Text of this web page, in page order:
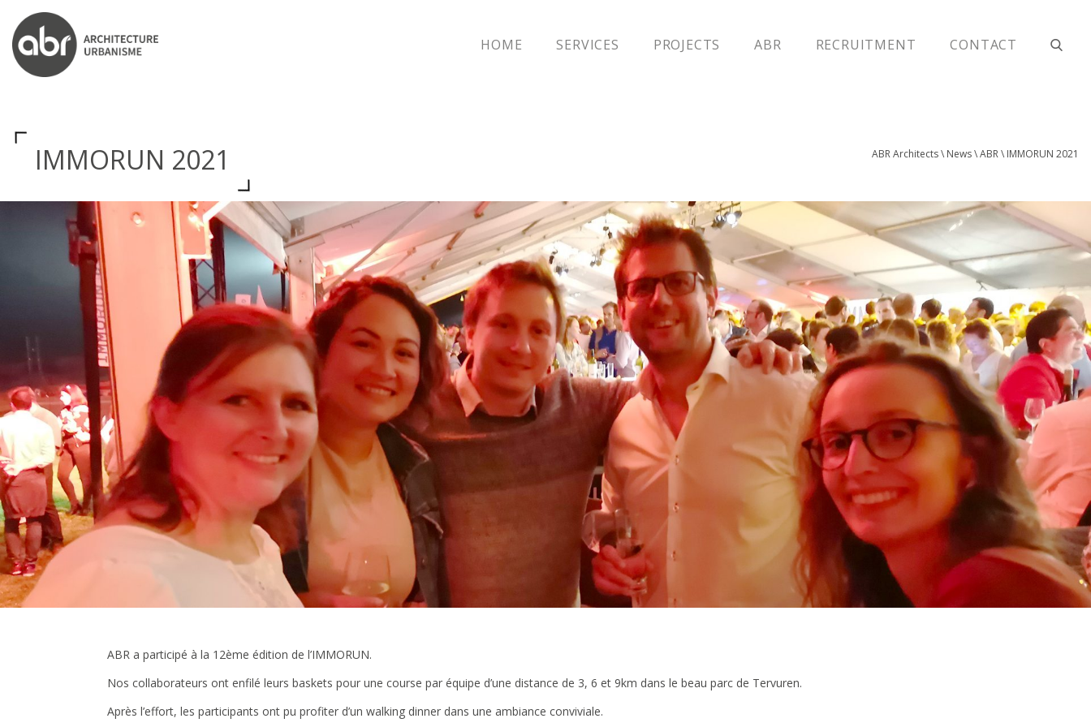
ABR ARCHITECTS HOME SERVICES PROJECTS ABR RECRUITMENT CONTACT
IMMORUN 2021 ABR Architects\ News\ABR\ IMMORUN 2021
ABR a participé à la 12ème édition de l’IMMORUN.
Nos collaborateurs ont enfilé leurs baskets pour une course par équipe d’une distance de 3, 6 et 9km dans le beau parc de Tervuren.
Après l’effort, les participants ont pu profiter d’un walking dinner dans une ambiance conviviale.